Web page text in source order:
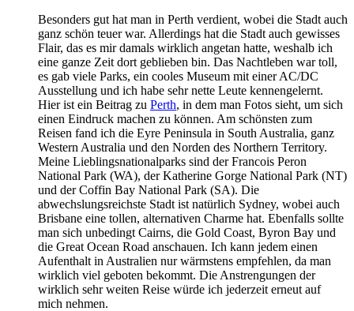
Besonders gut hat man in Perth verdient, wobei die Stadt auch
ganz schön teuer war. Allerdings hat die Stadt auch gewisses
Flair, das es mir damals wirklich angetan hatte, weshalb ich
eine ganze Zeit dort geblieben bin. Das Nachtleben war toll,
es gab viele Parks, ein cooles Museum mit einer AC/DC
Ausstellung und ich habe sehr nette Leute kennengelernt.
Hier ist ein Beitrag zu Perth, in dem man Fotos sieht, um sich
einen Eindruck machen zu können. Am schönsten zum
Reisen fand ich die Eyre Peninsula in South Australia, ganz
Western Australia und den Norden des Northern Territory.
Meine Lieblingsnationalparks sind der Francois Peron
National Park (WA), der Katherine Gorge National Park (NT)
und der Coffin Bay National Park (SA). Die
abwechslungsreichste Stadt ist natürlich Sydney, wobei auch
Brisbane eine tollen, alternativen Charme hat. Ebenfalls sollte
man sich unbedingt Cairns, die Gold Coast, Byron Bay und
die Great Ocean Road anschauen. Ich kann jedem einen
Aufenthalt in Australien nur wärmstens empfehlen, da man
wirklich viel geboten bekommt. Die Anstrengungen der
wirklich sehr weiten Reise würde ich jederzeit erneut auf
mich nehmen.